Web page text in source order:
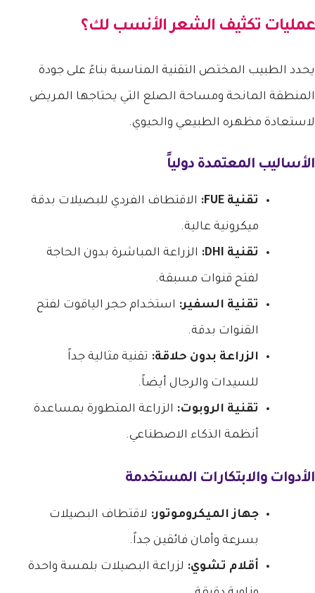
عمليات تكثيف الشعر الأنسب لك؟
يحدد الطبيب المختص التقنية المناسبة بناءً على جودة
المنطقة المانحة ومساحة الصلع التي يحتاجها المريض
لاستعادة مظهره الطبيعي والحيوي.
الأساليب المعتمدة دولياً
تقنية FUE: الاقتطاف الفردي للبصيلات بدقة
ميكرونية عالية.
تقنية DHI: الزراعة المباشرة بدون الحاجة
لفتح قنوات مسبقة.
تقنية السفير: استخدام حجر الياقوت لفتح
القنوات بدقة.
الزراعة بدون حلاقة: تقنية مثالية جداً
للسيدات والرجال أيضاً.
تقنية الروبوت: الزراعة المتطورة بمساعدة
أنظمة الذكاء الاصطناعي.
الأدوات والابتكارات المستخدمة
جهاز الميكروموتور: لاقتطاف البصيلات
بسرعة وأمان فائقين جداً.
أقلام تشوي: لزراعة البصيلات بلمسة واحدة